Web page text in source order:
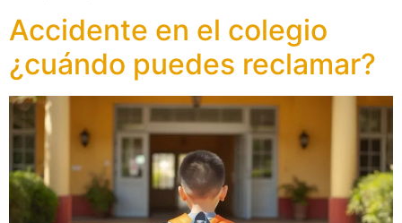
Accidente en el colegio
¿cuándo puedes reclamar?